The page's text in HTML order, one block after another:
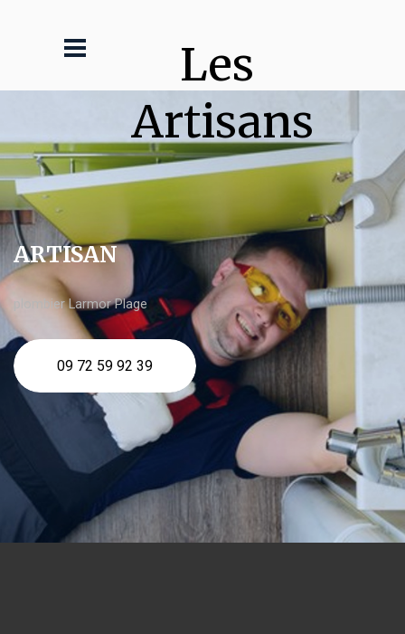
Les
Artisans
ARTISAN
plombier Larmor Plage
09 72 59 92 39